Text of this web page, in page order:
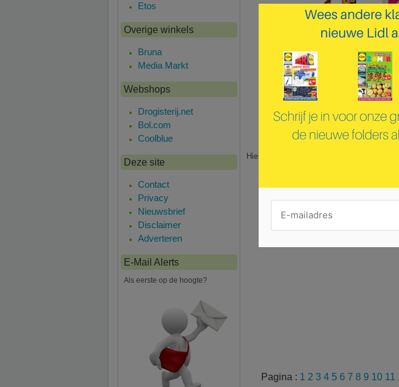
Hier is pagina 16 van 33 pagina's van de
Pagina : 1 2 3 4 5 6 7 8 9 10 11
Etos
Overige winkels
Bruna
Media Markt
Webshops
Drogisterij.net
Bol.com
Coolblue
Deze site
Contact
Privacy
Nieuwsbrief
Disclaimer
Adverteren
E-Mail Alerts
Als eerste op de hoogte?